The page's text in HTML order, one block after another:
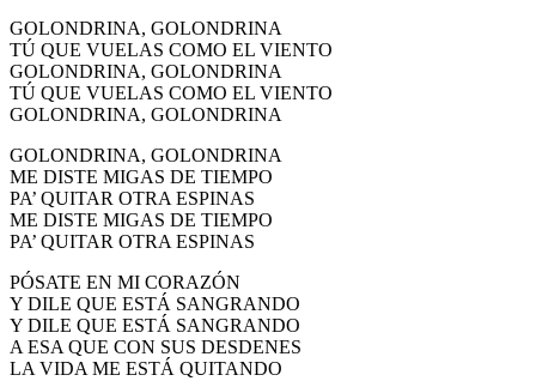
GOLONDRINA, GOLONDRINA
TÚ QUE VUELAS COMO EL VIENTO
GOLONDRINA, GOLONDRINA
TÚ QUE VUELAS COMO EL VIENTO
GOLONDRINA, GOLONDRINA
GOLONDRINA, GOLONDRINA
ME DISTE MIGAS DE TIEMPO
PA’ QUITAR OTRA ESPINAS
ME DISTE MIGAS DE TIEMPO
PA’ QUITAR OTRA ESPINAS
PÓSATE EN MI CORAZÓN
Y DILE QUE ESTÁ SANGRANDO
Y DILE QUE ESTÁ SANGRANDO
A ESA QUE CON SUS DESDENES
LA VIDA ME ESTÁ QUITANDO